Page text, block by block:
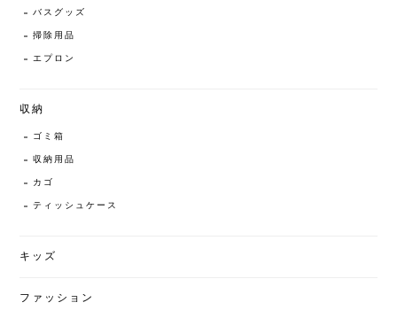
バスグッズ
掃除用品
エプロン
収納
ゴミ箱
収納用品
カゴ
ティッシュケース
キッズ
ファッション